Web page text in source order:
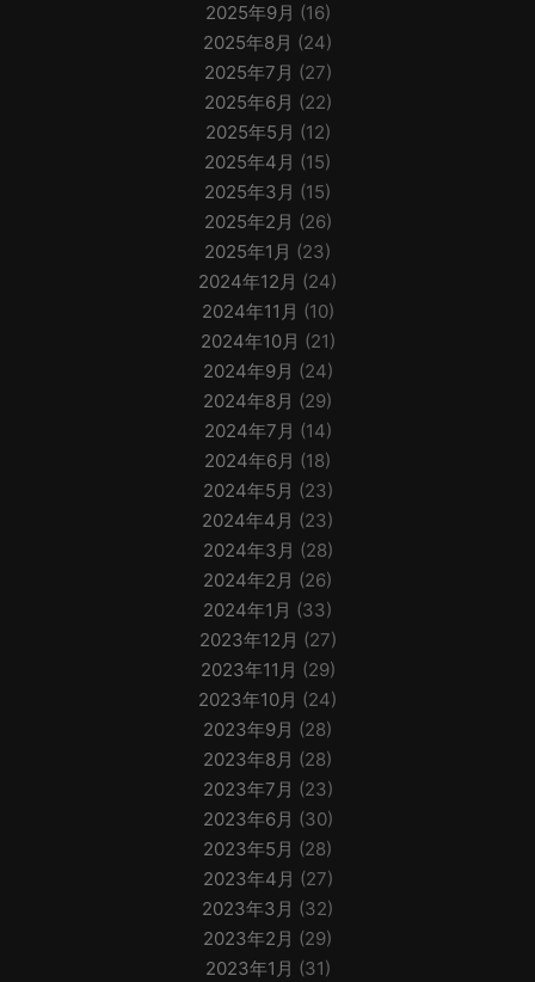
2025年9月 (16)
2025年8月 (24)
2025年7月 (27)
2025年6月 (22)
2025年5月 (12)
2025年4月 (15)
2025年3月 (15)
2025年2月 (26)
2025年1月 (23)
2024年12月 (24)
2024年11月 (10)
2024年10月 (21)
2024年9月 (24)
2024年8月 (29)
2024年7月 (14)
2024年6月 (18)
2024年5月 (23)
2024年4月 (23)
2024年3月 (28)
2024年2月 (26)
2024年1月 (33)
2023年12月 (27)
2023年11月 (29)
2023年10月 (24)
2023年9月 (28)
2023年8月 (28)
2023年7月 (23)
2023年6月 (30)
2023年5月 (28)
2023年4月 (27)
2023年3月 (32)
2023年2月 (29)
2023年1月 (31)